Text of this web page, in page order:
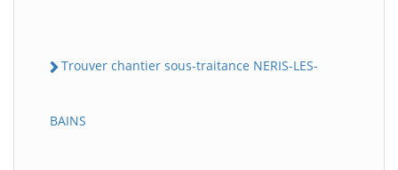
Trouver chantier sous-traitance NERIS-LES-
BAINS